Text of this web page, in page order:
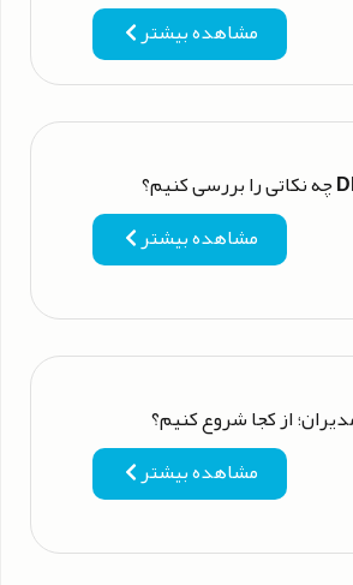
مشاهده بیشتر
مشاهده بیشتر
از کجا شروع کنیم؟
مشاهده بیشتر